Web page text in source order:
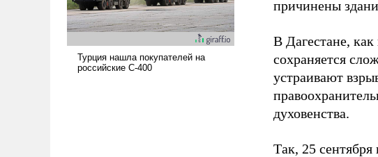
причинены
В Дагестане, как
сохраняется
устраивают
духовенства.
Так, 25